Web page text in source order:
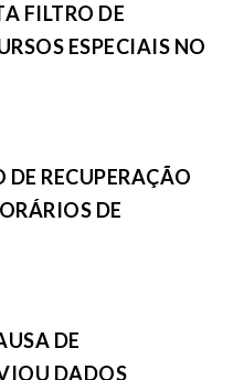
FILTRO DE
ESPECIAIS NO
DE RECUPERAÇÃO
DE
DE
DADOS